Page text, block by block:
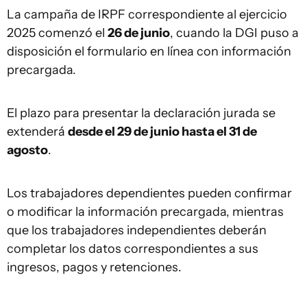
La campaña de IRPF correspondiente al ejercicio
2025 comenzó el 26 de junio, cuando la DGI puso a
disposición el formulario en línea con información
precargada.
El plazo para presentar la declaración jurada se
extenderá desde el 29 de junio hasta el 31 de
agosto.
Los trabajadores dependientes pueden confirmar
o modificar la información precargada, mientras
que los trabajadores independientes deberán
completar los datos correspondientes a sus
ingresos, pagos y retenciones.